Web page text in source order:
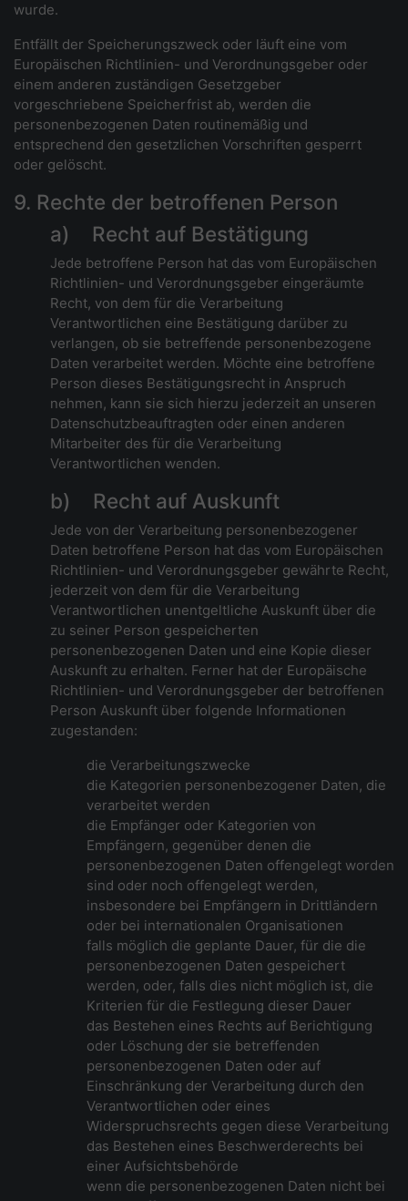
wurde.
Entfällt der Speicherungszweck oder läuft eine vom
Europäischen Richtlinien- und Verordnungsgeber oder
einem anderen zuständigen Gesetzgeber
vorgeschriebene Speicherfrist ab, werden die
personenbezogenen Daten routinemäßig und
entsprechend den gesetzlichen Vorschriften gesperrt
oder gelöscht.
9. Rechte der betroffenen Person
a) Recht auf Bestätigung
Jede betroffene Person hat das vom Europäischen
Richtlinien- und Verordnungsgeber eingeräumte
Recht, von dem für die Verarbeitung
Verantwortlichen eine Bestätigung darüber zu
verlangen, ob sie betreffende personenbezogene
Daten verarbeitet werden. Möchte eine betroffene
Person dieses Bestätigungsrecht in Anspruch
nehmen, kann sie sich hierzu jederzeit an unseren
Datenschutzbeauftragten oder einen anderen
Mitarbeiter des für die Verarbeitung
Verantwortlichen wenden.
b) Recht auf Auskunft
Jede von der Verarbeitung personenbezogener
Daten betroffene Person hat das vom Europäischen
Richtlinien- und Verordnungsgeber gewährte Recht,
jederzeit von dem für die Verarbeitung
Verantwortlichen unentgeltliche Auskunft über die
zu seiner Person gespeicherten
personenbezogenen Daten und eine Kopie dieser
Auskunft zu erhalten. Ferner hat der Europäische
Richtlinien- und Verordnungsgeber der betroffenen
Person Auskunft über folgende Informationen
zugestanden:
die Verarbeitungszwecke
die Kategorien personenbezogener Daten, die
verarbeitet werden
die Empfänger oder Kategorien von
Empfängern, gegenüber denen die
personenbezogenen Daten offengelegt worden
sind oder noch offengelegt werden,
insbesondere bei Empfängern in Drittländern
oder bei internationalen Organisationen
falls möglich die geplante Dauer, für die die
personenbezogenen Daten gespeichert
werden, oder, falls dies nicht möglich ist, die
Kriterien für die Festlegung dieser Dauer
das Bestehen eines Rechts auf Berichtigung
oder Löschung der sie betreffenden
personenbezogenen Daten oder auf
Einschränkung der Verarbeitung durch den
Verantwortlichen oder eines
Widerspruchsrechts gegen diese Verarbeitung
das Bestehen eines Beschwerderechts bei
einer Aufsichtsbehörde
wenn die personenbezogenen Daten nicht bei